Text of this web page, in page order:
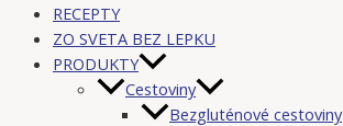
RECEPTY
ZO SVETA BEZ LEPKU
PRODUKTY
Cestoviny
Bezgluténové cestoviny